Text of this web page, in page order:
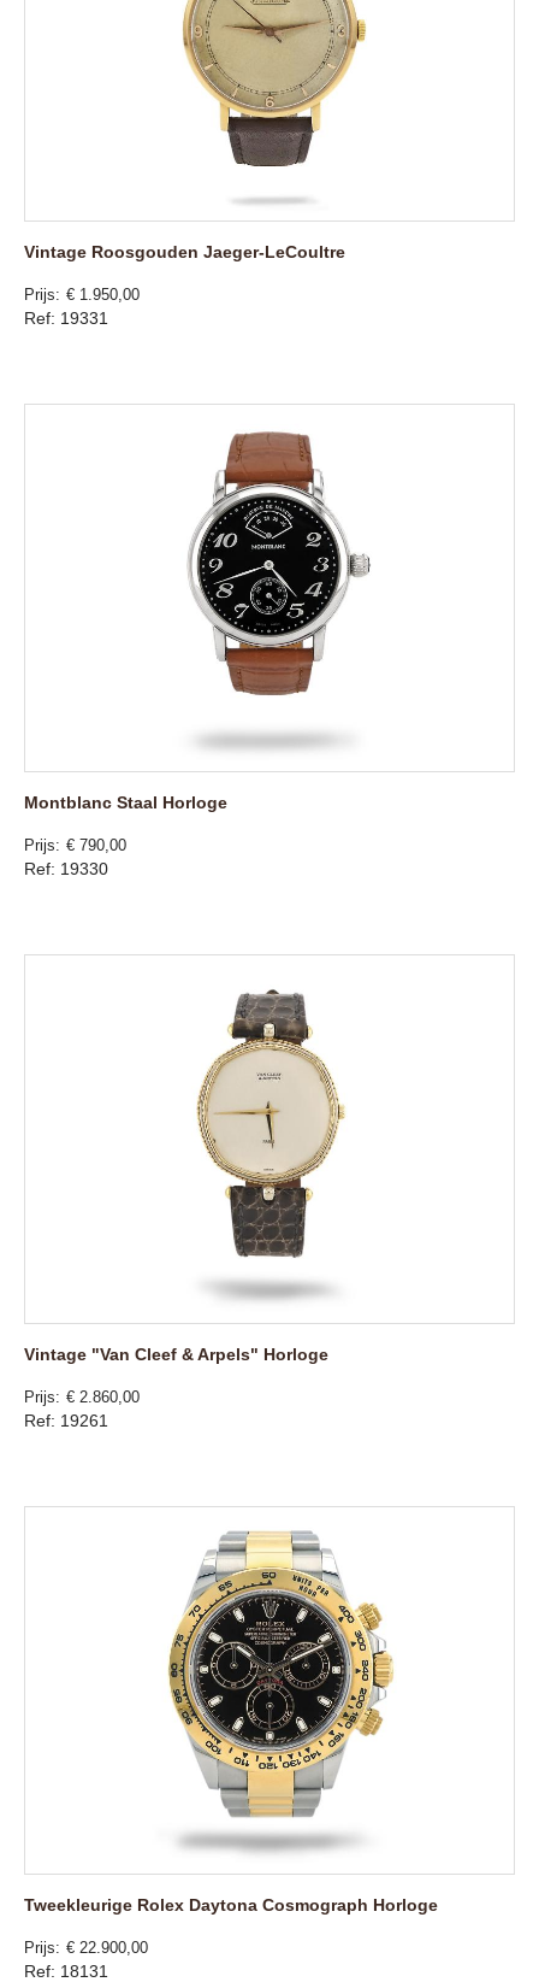
Vintage Roosgouden Jaeger-LeCoultre
Prijs € 1.950,00
Ref: 19331
Montblanc Staal Horloge
Prijs € 790,00
Ref: 19330
Vintage "Van Cleef & Arpels" Horloge
Prijs € 2.860,00
Ref: 19261
Tweekleurige Rolex Daytona Cosmograph Horloge
Prijs € 22.900,00
Ref: 18131